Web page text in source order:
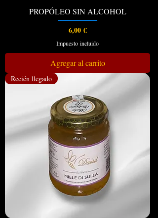
PROPÓLEO SIN ALCOHOL
Precio
6,00 €
Impuesto incluido
Agregar al carrito
Recién llegado